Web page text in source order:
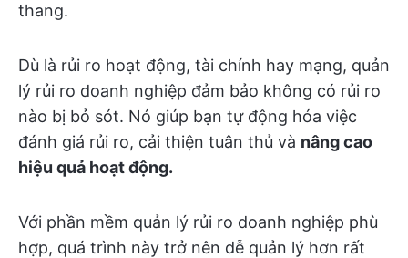
thang.
Dù là rủi ro hoạt động, tài chính hay mạng, quản
lý rủi ro doanh nghiệp đảm bảo không có rủi ro
nào bị bỏ sót. Nó giúp bạn tự động hóa việc
đánh giá rủi ro, cải thiện tuân thủ và nâng cao
hiệu quả hoạt động.
Với phần mềm quản lý rủi ro doanh nghiệp phù
hợp, quá trình này trở nên dễ quản lý hơn rất